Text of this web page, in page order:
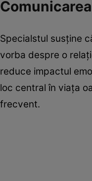
Specialstul susține
vorba despre o
reduce impactul
loc central în viața
frecvent.